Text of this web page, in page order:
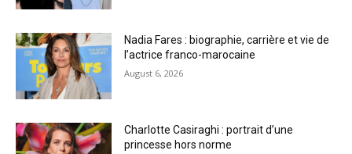
Nadia Fares : biographie, carrière et vie de
l’actrice franco-marocaine
August 6, 2026
Charlotte Casiraghi : portrait d’une
princesse hors norme